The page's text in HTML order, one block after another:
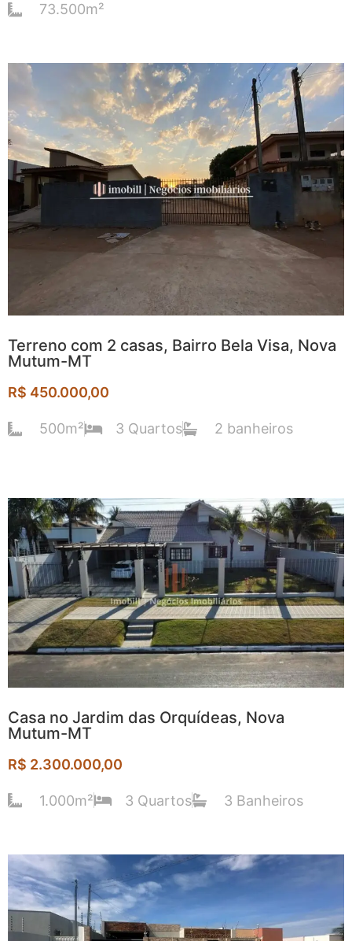
73.500m²
Terreno com 2 casas, Bairro Bela Visa, Nova
Mutum-MT
R$ 450.000,00
500m² 3 Quartos 2 banheiros
Casa no Jardim das Orquídeas, Nova
Mutum-MT​
R$ 2.300.000,00
1.000m² 3 Quartos 3 Banheiros